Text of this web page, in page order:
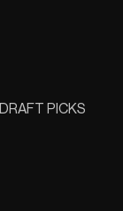
DRAFT PICKS